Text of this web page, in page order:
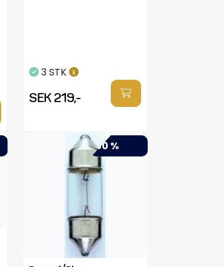
3 STK
SEK 219,-
-50 %